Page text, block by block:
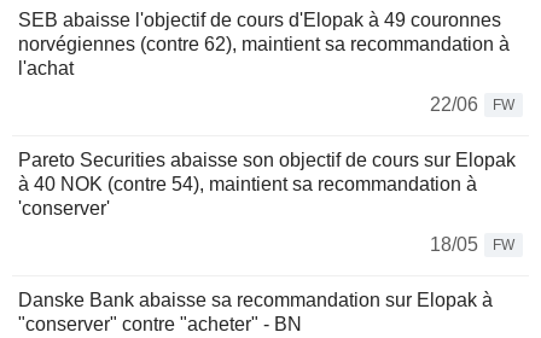
SEB abaisse l'objectif de cours d'Elopak à 49 couronnes
norvégiennes (contre 62), maintient sa recommandation à
l'achat
22/06
FW
Pareto Securities abaisse son objectif de cours sur Elopak
à 40 NOK (contre 54), maintient sa recommandation à
'conserver'
18/05
FW
Danske Bank abaisse sa recommandation sur Elopak à
"conserver" contre "acheter" - BN